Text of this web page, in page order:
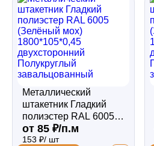
Металлический
штакетник Гладкий
полиэстер RAL 6005
(Зелёный мох)
1800*105*0,45
от 85 ₽/п.м
153 ₽/ шт